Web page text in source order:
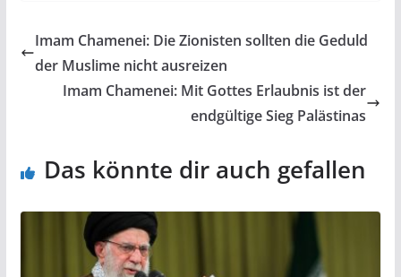
Imam Chamenei: Die Zionisten sollten die Geduld
der Muslime nicht ausreizen
Imam Chamenei: Mit Gottes Erlaubnis ist der
endgültige Sieg Palästinas
Das könnte dir auch gefallen